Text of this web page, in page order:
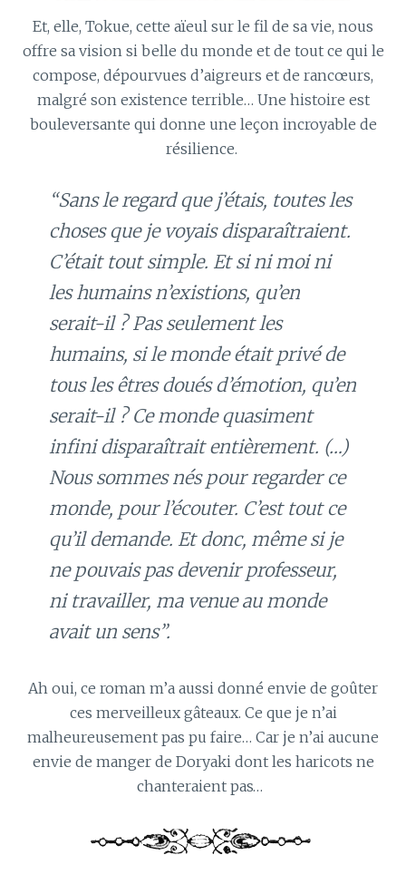
Et, elle, Tokue, cette aïeul sur le fil de sa vie, nous
offre sa vision si belle du monde et de tout ce qui le
compose, dépourvues d’aigreurs et de rancœurs,
malgré son existence terrible… Une histoire est
bouleversante qui donne une leçon incroyable de
résilience.
“Sans le regard que j’étais, toutes les
choses que je voyais disparaîtraient.
C’était tout simple. Et si ni moi ni
les humains n’existions, qu’en
serait-il ? Pas seulement les
humains, si le monde était privé de
tous les êtres doués d’émotion, qu’en
serait-il ? Ce monde quasiment
infini disparaîtrait entièrement. (…)
Nous sommes nés pour regarder ce
monde, pour l’écouter. C’est tout ce
qu’il demande. Et donc, même si je
ne pouvais pas devenir professeur,
ni travailler, ma venue au monde
avait un sens”.
Ah oui, ce roman m’a aussi donné envie de goûter
ces merveilleux gâteaux. Ce que je n’ai
malheureusement pas pu faire… Car je n’ai aucune
envie de manger de Doryaki dont les haricots ne
chanteraient pas…